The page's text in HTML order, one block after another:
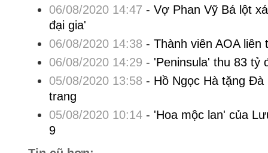
06/08/2020 14:47 - Vợ Phan Vỹ Bá lột
đại gia'
06/08/2020 14:38 - Thành viên AOA
06/08/2020 14:29 - 'Peninsula' thu 83 tỷ
05/08/2020 13:58 - Hồ Ngọc Hà tặng Đà
trang
05/08/2020 10:14- 'Hoa mộc lan' của
9